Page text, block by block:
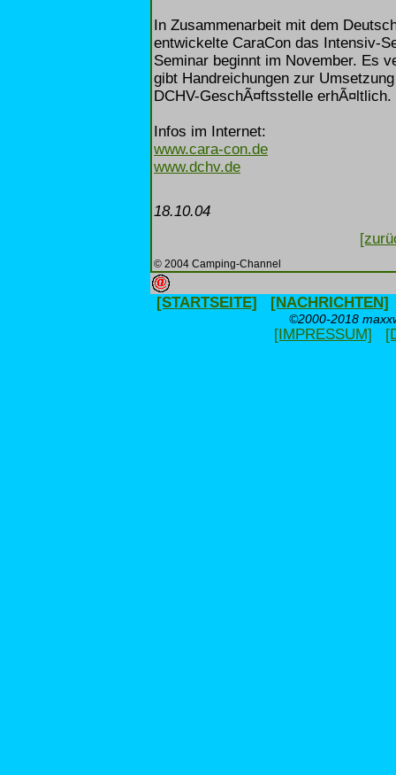
In Zusammenarbeit mit dem
entwickelte CaraCon das Intensiv-
Seminar beginnt im November. Es
gibt Handreichungen zur
DCHV-GeschÃ¤ftsstelle erhÃ¤ltlich.
Infos im Internet:
www.cara-con.de
www.dchv.de
18.10.04
© 2004 Camping-Channel
[STARTSEITE] [NACHRICHTEN]
©2000-2018
[IMPRESSUM]